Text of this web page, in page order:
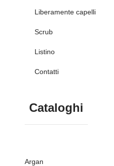
Liberamente capelli
Scrub
Listino
Contatti
Cataloghi
Argan